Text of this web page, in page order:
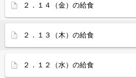
２．１４（金）の給食
２．１３（木）の給食
２．１２（水）の給食